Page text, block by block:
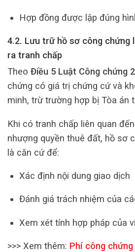
Hợp đồng được lập đúng
4.2. Lưu trữ hồ sơ công chứng
ra tranh chấp
Theo Điều 5 Luật Công chứng
chứng có giá trị chứng cứ và
minh, trừ trường hợp bị Tòa án
Khi có tranh chấp liên quan
nhượng quyền thuê đất, hồ sơ
là căn cứ để:
Xác định nội dung giao dịch
Đánh giá trách nhiệm của
Xem xét tính hợp pháp của
>>> Xem thêm: Phí công chứng